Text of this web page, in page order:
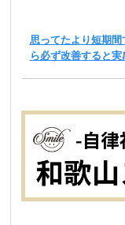
思ってたより短期
ら必ず改善すると実